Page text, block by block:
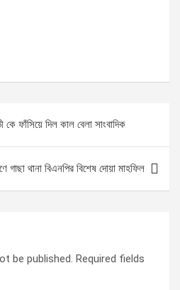
কে ফাঁসিয়ে দিল কাল বেলা সাংবাদিক
গাছা থানা বিএনপির বিশেষ দোয়া মাহফিল
be published. Required fields